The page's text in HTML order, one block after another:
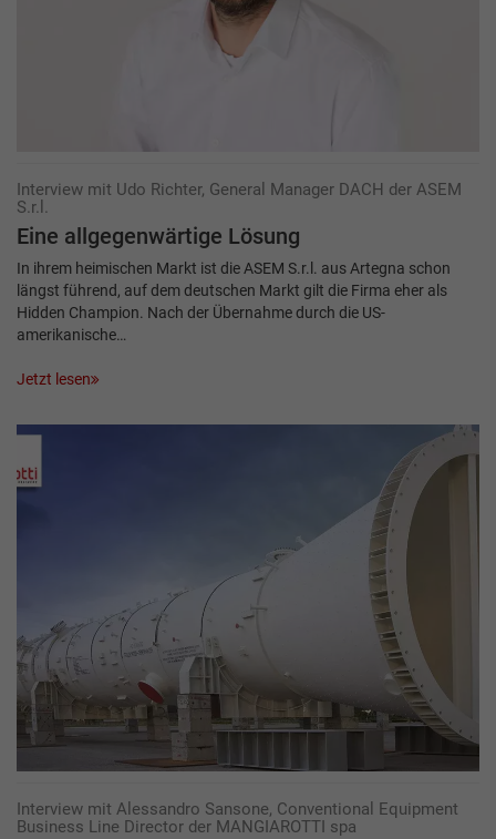
Interview mit Udo Richter, General Manager DACH der ASEM
S.r.l.
Eine allgegenwärtige Lösung
In ihrem heimischen Markt ist die ASEM S.r.l. aus Artegna schon
längst führend, auf dem deutschen Markt gilt die Firma eher als
Hidden Champion. Nach der Übernahme durch die US-
amerikanische…
Jetzt lesen
Interview mit Alessandro Sansone, Conventional Equipment
Business Line Director der MANGIAROTTI spa